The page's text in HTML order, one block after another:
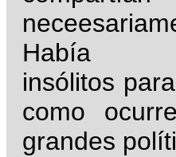
Había
insólitos
como
grandes